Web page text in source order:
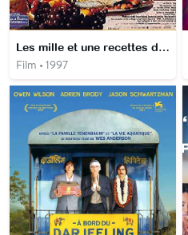
Les mille et une recettes du cuisinier amoureux
Film • 1997